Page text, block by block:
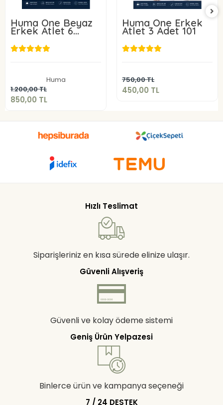
Huma One Beyaz
Erkek Atlet 6
ADET 101-
Huma
1.200,00 TL
850,00 TL
Sepete Ekle
Huma One Erkek
Atlet 3 Adet 101
750,00 TL
450,00 TL
450,00 TL
Hızlı Teslimat
Siparişleriniz en kısa sürede elinize ulaşır.
Güvenli Alışveriş
Güvenli ve kolay ödeme sistemi
Geniş Ürün Yelpazesi
Binlerce ürün ve kampanya seçeneği
7 / 24 DESTEK